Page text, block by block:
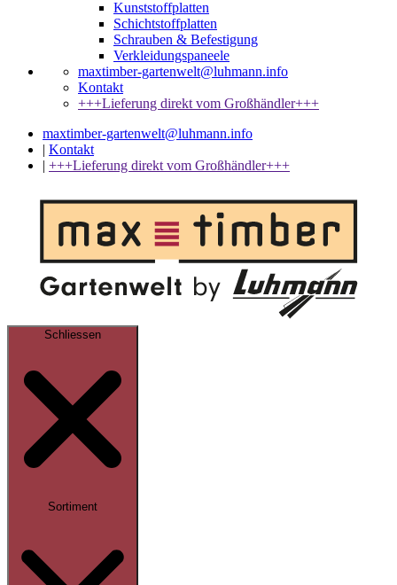
Kunststoffplatten
Schichtstoffplatten
Schrauben & Befestigung
Verkleidungspaneele
maxtimber-gartenwelt@luhmann.info
Kontakt
+++Lieferung direkt vom Großhändler+++
maxtimber-gartenwelt@luhmann.info
| Kontakt
| +++Lieferung direkt vom Großhändler+++
Schliessen
Sortiment